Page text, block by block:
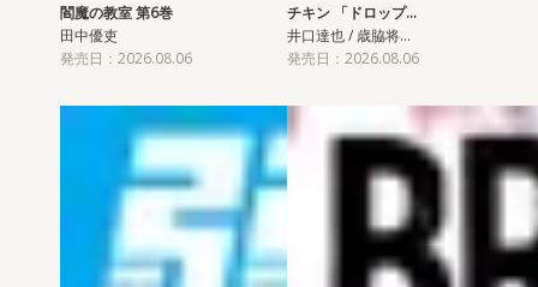
閻魔の教室 第6巻
田中優吏
発売日：2026.08.06
チキン 「ドロップ…
井口達也 / 歳脇将…
発売日：2026.08.06